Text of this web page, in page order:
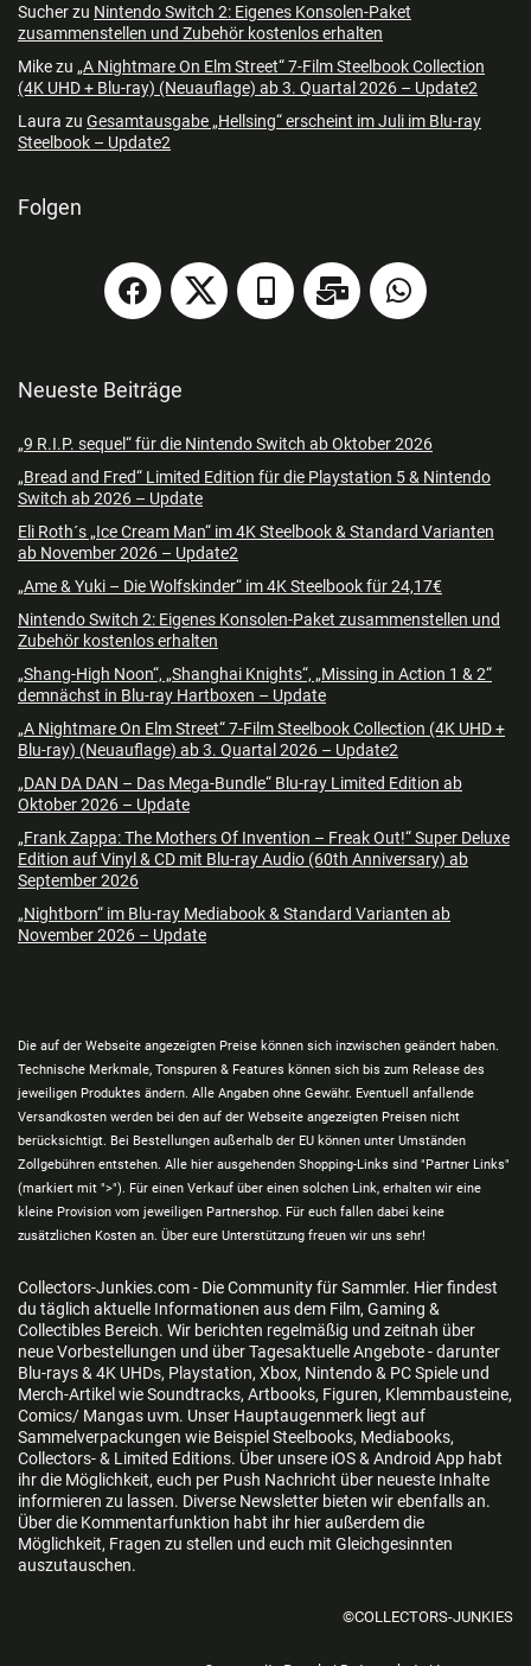
Sucherzu Nintendo Switch 2: Eigenes Konsolen-Paket
zusammenstellen und Zubehör kostenlos erhalten
Mikezu „A Nightmare On Elm Street“ 7-Film Steelbook Collection
(4K UHD + Blu-ray) (Neuauflage) ab 3. Quartal 2026 – Update2
Laura zu Gesamtausgabe „Hellsing“ erscheint im Juli im Blu-ray
Steelbook – Update2
Folgen
Neueste Beiträge
„9 R.I.P. sequel“ für die Nintendo Switch ab Oktober 2026
„Bread and Fred“ Limited Edition für die Playstation 5 & Nintendo
Switch ab 2026 – Update
Eli Roth´s „Ice Cream Man“ im 4K Steelbook & Standard Varianten
ab November 2026 – Update2
„Ame & Yuki – Die Wolfskinder“ im 4K Steelbook für 24,17€
Nintendo Switch 2: Eigenes Konsolen-Paket zusammenstellen und
Zubehör kostenlos erhalten
„Shang-High Noon“, „Shanghai Knights“, „Missing in Action 1 & 2“
demnächst in Blu-ray Hartboxen – Update
„A Nightmare On Elm Street“ 7-Film Steelbook Collection (4K UHD +
Blu-ray) (Neuauflage) ab 3. Quartal 2026 – Update2
„DAN DA DAN – Das Mega-Bundle“ Blu-ray Limited Edition ab
Oktober 2026 – Update
„Frank Zappa: The Mothers Of Invention – Freak Out!“ Super Deluxe
Edition auf Vinyl & CD mit Blu-ray Audio (60th Anniversary) ab
September 2026
„Nightborn“ im Blu-ray Mediabook & Standard Varianten ab
November 2026 – Update
Die auf der Webseite angezeigten Preise können sich inzwischen geändert haben.
Technische Merkmale, Tonspuren & Features können sich bis zum Release des
jeweiligen Produktes ändern. Alle Angaben ohne Gewähr. Eventuell anfallende
Versandkosten werden bei den auf der Webseite angezeigten Preisen nicht
berücksichtigt. Bei Bestellungen außerhalb der EU können unter Umständen
Zollgebühren entstehen. Alle hier ausgehenden Shopping-Links sind "Partner Links"
(markiert mit ">"). Für einen Verkauf über einen solchen Link, erhalten wir eine
kleine Provision vom jeweiligen Partnershop. Für euch fallen dabei keine
zusätzlichen Kosten an. Über eure Unterstützung freuen wir uns sehr!
Collectors-Junkies.com - Die Community für Sammler. Hier findest
du täglich aktuelle Informationen aus dem Film, Gaming &
Collectibles Bereich. Wir berichten regelmäßig und zeitnah über
neue Vorbestellungen und über Tagesaktuelle Angebote - darunter
Blu-rays & 4K UHDs, Playstation, Xbox, Nintendo & PC Spiele und
Merch-Artikel wie Soundtracks, Artbooks, Figuren, Klemmbausteine,
Comics/ Mangas uvm. Unser Hauptaugenmerk liegt auf
Sammelverpackungen wie Beispiel Steelbooks, Mediabooks,
Collectors- & Limited Editions. Über unsere iOS & Android App habt
ihr die Möglichkeit, euch per Push Nachricht über neueste Inhalte
informieren zu lassen. Diverse Newsletter bieten wir ebenfalls an.
Über die Kommentarfunktion habt ihr hier außerdem die
Möglichkeit, Fragen zu stellen und euch mit Gleichgesinnten
auszutauschen.
©COLLECTORS-JUNKIES